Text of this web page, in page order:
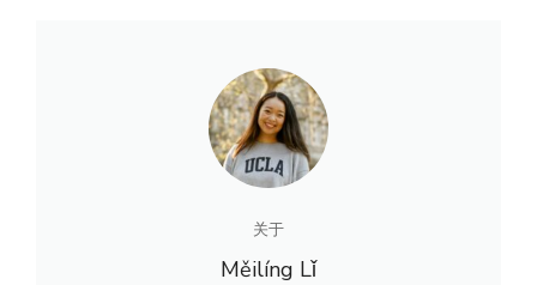
关于
Měilíng Lǐ